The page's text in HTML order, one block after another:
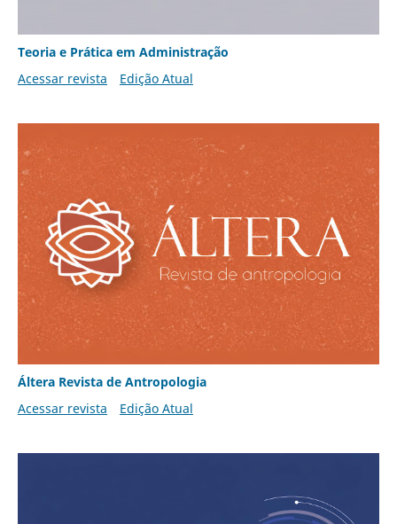
Teoria e Prática em Administração
Acessar revista
Edição Atual
Áltera Revista de Antropologia
Acessar revista
Edição Atual